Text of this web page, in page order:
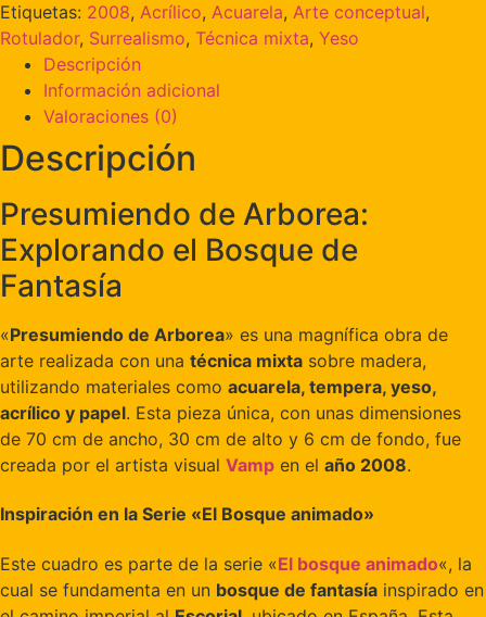
Etiquetas: 2008, Acrílico, Acuarela, Arte conceptual,
Rotulador, Surrealismo, Técnica mixta, Yeso
Descripción
Información adicional
Valoraciones (0)
Descripción
Presumiendo de Arborea:
Explorando el Bosque de
Fantasía
«Presumiendo de Arborea» es una magnífica obra de
arte realizada con una técnica mixta sobre madera,
utilizando materiales como acuarela, tempera, yeso,
acrílico y papel. Esta pieza única, con unas dimensiones
de 70 cm de ancho, 30 cm de alto y 6 cm de fondo, fue
creada por el artista visual Vamp en el año 2008.
Inspiración en la Serie «El Bosque animado»
Este cuadro es parte de la serie «El bosque animado«, la
cual se fundamenta en un bosque de fantasía inspirado en